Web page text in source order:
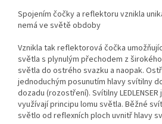
Spojením čočky a reflektoru vznikla
nemá ve světě obdoby
Vznikla tak reflektorová čočka
světla s plynulým přechodem z
světla do ostrého svazku a naopak.
jednoduchým posunutím hlavy svítilny
dozadu (rozostření). Svítilny
využívají principu lomu světla. Běžné
světlo od reflexních ploch uvnitř hlavy